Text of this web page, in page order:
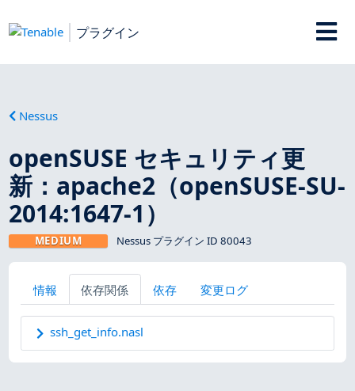
プラグイン
Nessus
openSUSE セキュリティ更
新：apache2（openSUSE-SU-
2014:1647-1）
MEDIUM Nessus プラグイン ID 80043
情報 依存関係 依存 変更ログ
ssh_get_info.nasl